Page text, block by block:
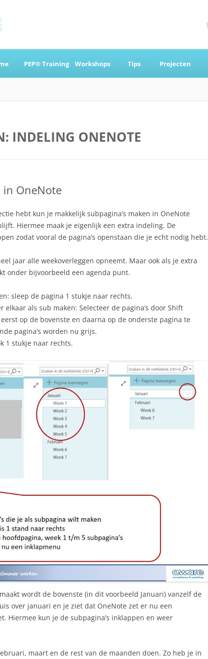
Ga
de
PEP® Training Workshops Tips Projecten
INDELING ONENOTE
in OneNote
hebt kun je makkelijk subpagina’s maken in OneNote
Hiermee maak je eigenlijk een extra indeling. De
zodat vooral de pagina’s openstaan die je echt nodig hebt.
jaar alle weekoverleggen opneemt. Maar ook als je extra
onder bijvoorbeeld een agenda punt.
sleep de pagina 1 stukje naar rechts.
elkaar als sub maken: Selecteer de pagina’s door Shift
op de bovenste en daarna op de onderste pagina te
pagina’s worden nu grijs.
1 stukje naar rechts.
wordt de bovenste (in dit voorbeeld Januari) vanzelf de
over januari en je ziet dat OneNote zet er nu een
Hiermee kun je de subpagina’s inklappen en weer
maart en de rest van de maanden doen. Zo heb je in